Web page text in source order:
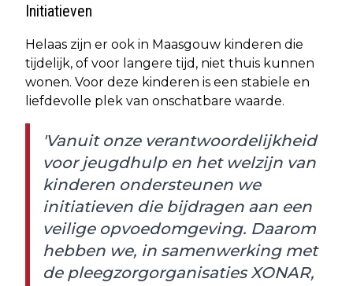
Initiatieven
Helaas zijn er ook in Maasgouw kinderen die
tijdelijk, of voor langere tijd, niet thuis kunnen
wonen. Voor deze kinderen is een stabiele en
liefdevolle plek van onschatbare waarde.
'Vanuit onze verantwoordelijkheid
voor jeugdhulp en het welzijn van
kinderen ondersteunen we
initiatieven die bijdragen aan een
veilige opvoedomgeving. Daarom
hebben we, in samenwerking met
de pleegzorgorganisaties XONAR,